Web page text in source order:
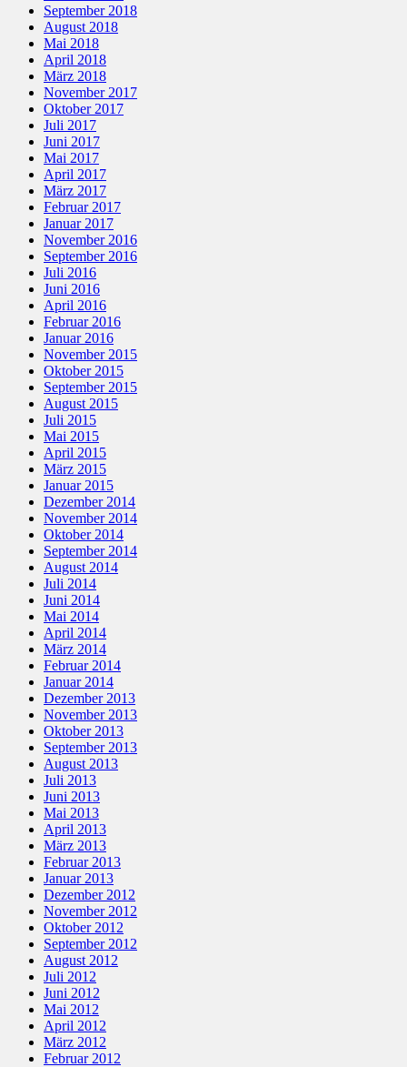
September 2018
August 2018
Mai 2018
April 2018
März 2018
November 2017
Oktober 2017
Juli 2017
Juni 2017
Mai 2017
April 2017
März 2017
Februar 2017
Januar 2017
November 2016
September 2016
Juli 2016
Juni 2016
April 2016
Februar 2016
Januar 2016
November 2015
Oktober 2015
September 2015
August 2015
Juli 2015
Mai 2015
April 2015
März 2015
Januar 2015
Dezember 2014
November 2014
Oktober 2014
September 2014
August 2014
Juli 2014
Juni 2014
Mai 2014
April 2014
März 2014
Februar 2014
Januar 2014
Dezember 2013
November 2013
Oktober 2013
September 2013
August 2013
Juli 2013
Juni 2013
Mai 2013
April 2013
März 2013
Februar 2013
Januar 2013
Dezember 2012
November 2012
Oktober 2012
September 2012
August 2012
Juli 2012
Juni 2012
Mai 2012
April 2012
März 2012
Februar 2012